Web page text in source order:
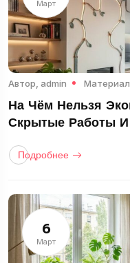
Март
Автор, admin
На Чём Нельзя
Скрытые Работы
Подробнее
6
Март